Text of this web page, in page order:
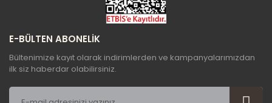
E-BÜLTEN ABONELİK
Bültenimize kayıt olarak indirimlerden ve kampanyalarımızdan
ilk siz haberdar olabilirsiniz.